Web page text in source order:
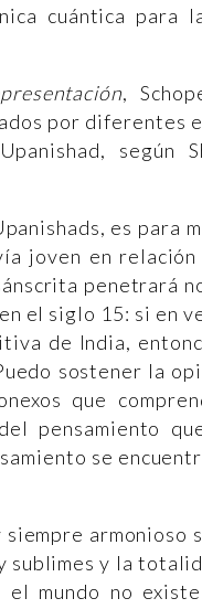
cuántica para
,
por diferentes
según
es para
joven en relación
penetrará
el siglo 15: si en
de India,
sostener la
que
pensamiento
se
armonioso
sublimes y la
mundo no existe